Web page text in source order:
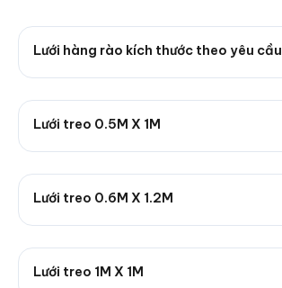
Lưới hàng rào kích thước theo yêu cầu
Lưới treo 0.5M X 1M
Lưới treo 0.6M X 1.2M
Lưới treo 1M X 1M